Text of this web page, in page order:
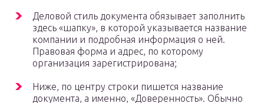
Деловой стиль документа обязывает заполнить
здесь «шапку», в которой указывается название
компании и подробная информация о ней.
Правовая форма и адрес, по которому
организация зарегистрирована;
Ниже, по центру строки пишется название
документа, а именно, «Доверенность». Обычно